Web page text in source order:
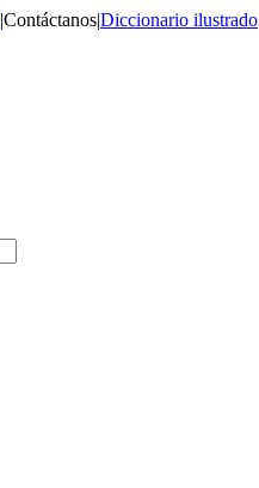
|Contáctanos|Diccionario ilustrado